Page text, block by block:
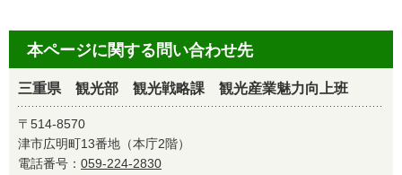
本ページに関する問い合わせ先
三重県 観光部 観光戦略課 観光産業魅力向上班
〒514-8570
津市広明町13番地（本庁2階）
電話番号： 059-224-2830